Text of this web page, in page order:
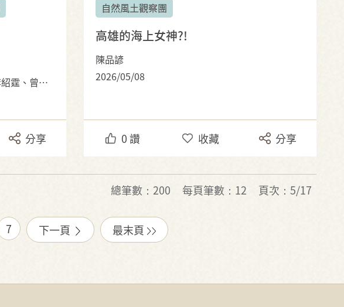
第二組: 呂沄昕、謝咏蓁、何晉緯、李紹霆、曾程宇
分享
自然風土觀察團
高雄的海上女神?!
陳品諺
2026/05/08
0讚 收藏 分享
總筆數：200 每頁筆數：12 頁次：5/17
7 下一頁 最末頁